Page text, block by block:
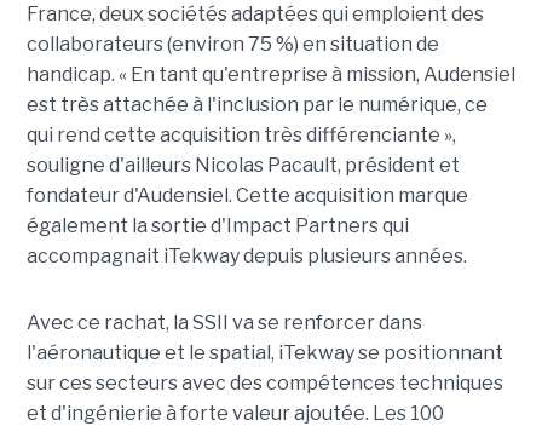
France, deux sociétés adaptées qui emploient des
collaborateurs (environ 75 %) en situation de
handicap. « En tant qu'entreprise à mission, Audensiel
est très attachée à l'inclusion par le numérique, ce
qui rend cette acquisition très différenciante »,
souligne d'ailleurs Nicolas Pacault, président et
fondateur d'Audensiel. Cette acquisition marque
également la sortie d'Impact Partners qui
accompagnait iTekway depuis plusieurs années.
Avec ce rachat, la SSII va se renforcer dans
l'aéronautique et le spatial, iTekway se positionnant
sur ces secteurs avec des compétences techniques
et d'ingénierie à forte valeur ajoutée. Les 100